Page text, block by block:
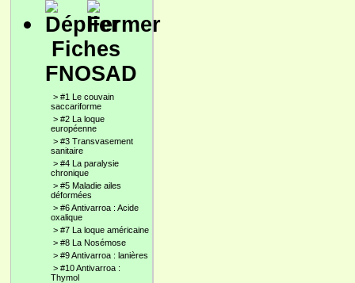
Fiches
FNOSAD
> #1 Le couvain
saccariforme
> #2 La loque
européenne
> #3 Transvasement
sanitaire
> #4 La paralysie
chronique
> #5 Maladie ailes
déformées
> #6 Antivarroa : Acide
oxalique
> #7 La loque américaine
> #8 La Nosémose
> #9 Antivarroa : lanières
> #10 Antivarroa :
Thymol